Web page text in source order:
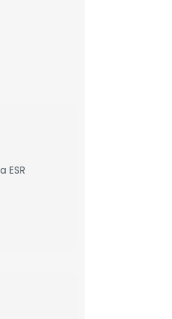
ESR